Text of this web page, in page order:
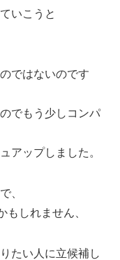
みから記事
を探す
言
いこうと
ではないのです
でもう少しコンパ
アップしました。
、
しれません、
たい人に立候補し